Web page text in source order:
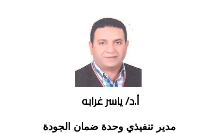
أ.د/ ياسر غرابه
مدير تنفيذي وحدة ضمان الجودة